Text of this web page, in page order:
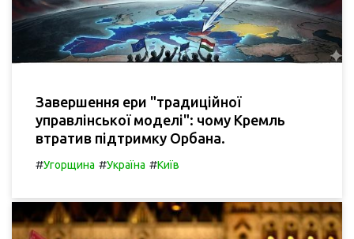
Завершення ери "традиційної
управлінської моделі": чому Кремль
втратив підтримку Орбана.
#Угорщина #Україна #Київ